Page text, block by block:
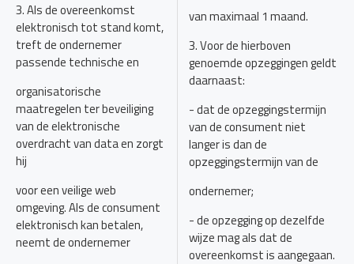
3. Als de overeenkomst
elektronisch tot stand komt,
treft de ondernemer
passende technische en
organisatorische
maatregelen ter beveiliging
van de elektronische
overdracht van data en zorgt
hij
voor een veilige web
omgeving. Als de consument
elektronisch kan betalen,
neemt de ondernemer
van maximaal 1 maand.
3. Voor de hierboven
genoemde opzeggingen geldt
daarnaast:
- dat de opzeggingstermijn
van de consument niet
langer is dan de
opzeggingstermijn van de
ondernemer;
- de opzegging op dezelfde
wijze mag als dat de
overeenkomst is aangegaan.